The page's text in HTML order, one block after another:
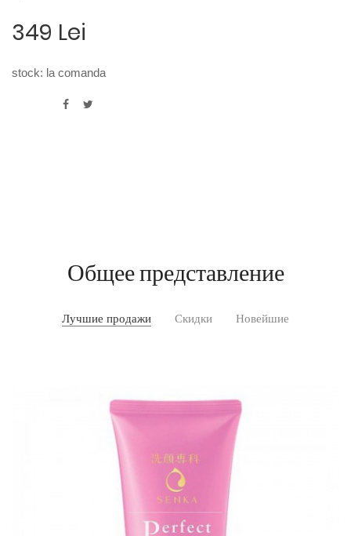
349 Lei
stock: la comanda
Общее представление
Лучшие продажи Скидки Новейшие